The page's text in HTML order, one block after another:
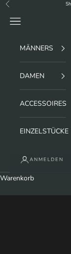
Zum Inhalt springen
Zurück
Menü
MÄNNERS
DAMEN
ACCESSOIRES
EINZELSTÜCKE
ANMELDEN
Warenkorb